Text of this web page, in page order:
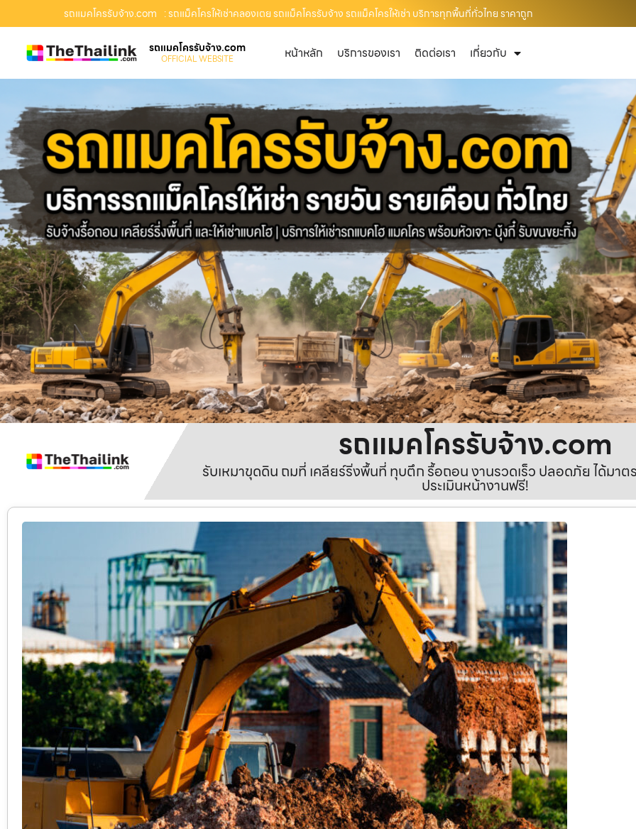
รถแมคโครรับจ้าง.com : รถแม็คโครให้เช่าคลองเตย รถแม็คโครรับจ้าง รถแม็คโครให้เช่า บริการทุกพื้นที่ทั่วไทย ราคาถูก
รถแมคโครรับจ้าง.com
OFFICIAL WEBSITE หน้าหลัก บริการของเรา ติดต่อเรา เกี่ยวกับ
รถแมคโครรับจ้าง.com
รับเหมาขุดดิน ถมที่ เคลียร์ริ่งพื้นที่ ทุบตึก รื้อถอน งานรวดเร็ว ปลอดภัย ได้มาต
ประเมินหน้างานฟรี!